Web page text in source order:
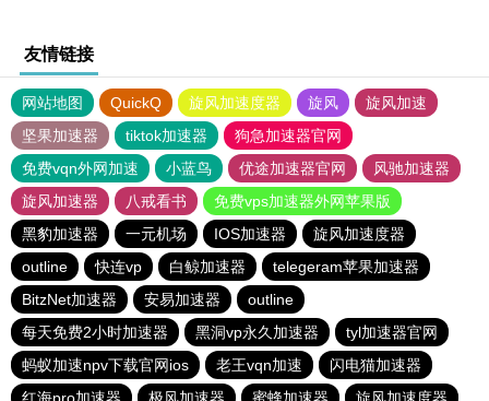
友情链接
网站地图 QuickQ 旋风加速度器 旋风
旋风加速
坚果加速器
tiktok加速器
狗急加速器官网
免费vqn外网加速
小蓝鸟 优途加速器官网
风驰加速器
旋风加速器
八戒看书
免费vps加速器外网苹果版
黑豹加速器
一元机场 IOS加速器
旋风加速度器
outline
快连vp 白鲸加速器
telegeram苹果加速器
BitzNet加速器
安易加速器
outline
每天免费2小时加速器
黑洞vp永久加速器
tyl加速器官网
蚂蚁加速npv下载官网ios
老王vqn加速
闪电猫加速器